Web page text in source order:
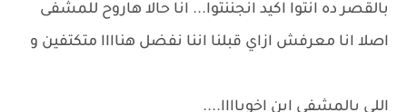
بالقصر ده انتوا اكيد انجننتوا... انا حالا هاروح للمشفى
اصلا انا معرفش ازاي قبلنا اننا نفضل هناااا متكتفين و
اللي بالمشفى ابن اخوياااا....